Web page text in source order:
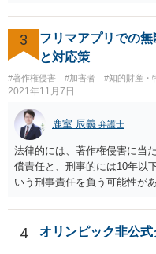
すから、ABとしては、上記を
し、交渉していくことがよろ
（2）の方法をとった場合に
ないものの、ある程度見通し
つつ、提案金額を調整するこ
紛争の可能性を考慮するので
て、AB間の権利調整（可能で
単独所有するなど）も検討な
あります。 なお、仮に日本法
約が有効かどうかは、ライセ
権、特許権など）や契約の時
れますので、弁護士に直接相
3
フリマアプリでの
と対応策
#著作権侵害 #加害者 #知的財産・
2021年11月7日
鹿室 辰義 弁護士
法律的には、著作権侵害に当
償責任と、刑事的には10年以
いう刑事責任を負う可能性が
受理すると、取調べ等の捜査
刑事責任を軽くするためには
4 オリンピック非公